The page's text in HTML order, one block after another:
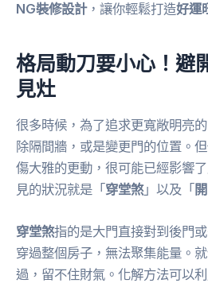
NG裝修設計，讓你輕鬆打造好運
格局動刀要小心！避
見灶
很多時候，為了追求更寬敞明亮
除隔間牆，或是變更門的位置。
傷大雅的更動，很可能已經影響
見的狀況就是「 穿堂煞」以及「
穿堂煞指的是大門直接對到後門
穿過整個房子，無法聚集能量。
過，留不住財氣。化解方法可以